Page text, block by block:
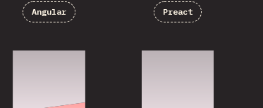
Angular Preact